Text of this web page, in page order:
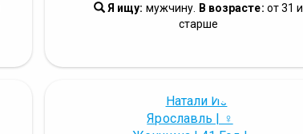
Я ищу: мужчину. В возрасте: от 31 и
старше